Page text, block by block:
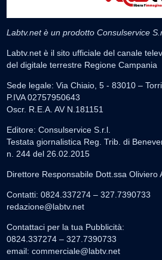
Labtv.net è un prodotto Consulservice
Labtv.net è il sito ufficiale del canale
del digitale terrestre Regione Campania
Sede legale: Via Chiaio, 5 - 83010 –
P.IVA 02757950643
Oscr. R.E.A. AV N.181151
Editore: Consulservice S.r.l.
Testata giornalistica Reg. Trib. di
n. 244 del 26.02.2015
Direttore Responsabile Dott.ssa Oliviero
Contatti: 0824.337274 – 327.7390733
redazione@labtv.net
Contattaci per la tua Pubblicità:
0824.337274 – 327.7390733
email: commerciale@labtv.net